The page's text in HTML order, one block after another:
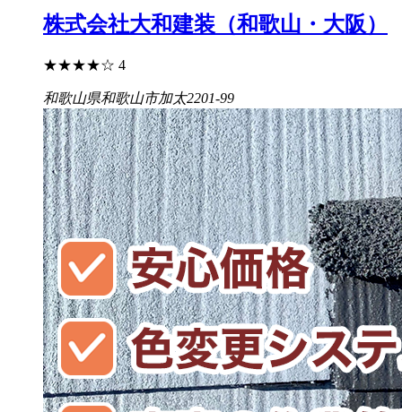
株式会社大和建装（和歌山・大阪）
★★★★☆ 4
和歌山県和歌山市加太2201-99